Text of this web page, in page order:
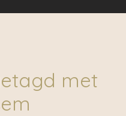
met